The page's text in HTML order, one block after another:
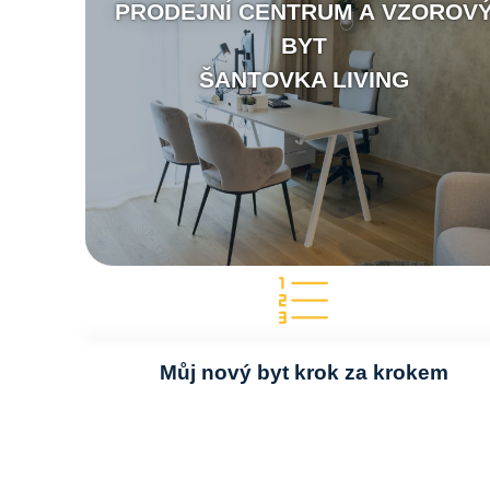
PRODEJNÍ CENTRUM A
BYT
ŠANTOVKA LIVING
Můj nový byt krok za krokem